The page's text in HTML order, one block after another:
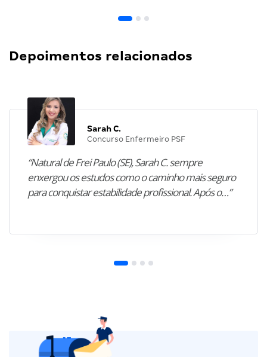
Depoimentos relacionados
Sarah C.
Concurso Enfermeiro PSF
“Natural de Frei Paulo (SE), Sarah C. sempre
enxergou os estudos como o caminho mais seguro
para conquistar estabilidade profissional. Após o…”